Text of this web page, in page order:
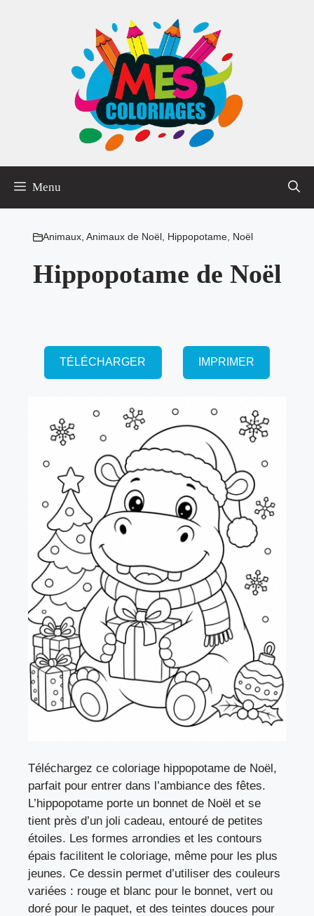
Menu
Animaux, Animaux de Noël, Hippopotame, Noël
Hippopotame de Noël
TÉLÉCHARGER IMPRIMER
Téléchargez ce coloriage hippopotame de Noël,
parfait pour entrer dans l’ambiance des fêtes.
L’hippopotame porte un bonnet de Noël et se
tient près d’un joli cadeau, entouré de petites
étoiles. Les formes arrondies et les contours
épais facilitent le coloriage, même pour les plus
jeunes. Ce dessin permet d’utiliser des couleurs
variées : rouge et blanc pour le bonnet, vert ou
doré pour le paquet, et des teintes douces pour